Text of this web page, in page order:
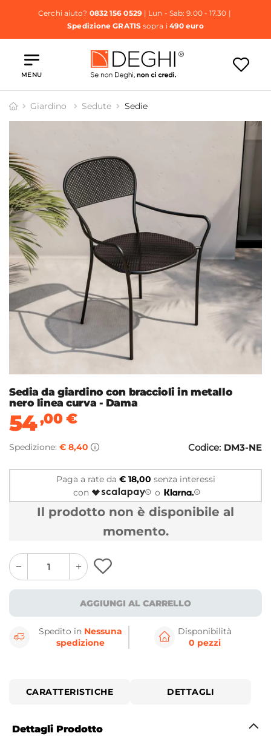
Cerchi aiuto? 0832 156 0529| Lun - Sab: 9.00 - 17.30 |
Spedizione GRATISsopra i 490 euro
MENU
Giardino Sedute Sedie
Sedia da giardino con braccioli in metallo
nero linea curva - Dama
54,00€
Spedizione: € 8,40 Codice: DM3-NE
Paga a rate da € 18,00 senza interessi
con
o
Il prodotto non è disponibile al
momento.
quantity
button
quantity
minus
button
AGGIUNGI AL CARRELLO
Spedito in Nessuna
spedizione
Disponibilità
0 pezzi
CARATTERISTICHE DETTAGLI
Dettagli Prodotto